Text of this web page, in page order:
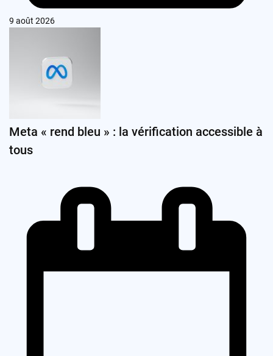
9 août 2026
Meta « rend bleu » : la vérification accessible à
tous